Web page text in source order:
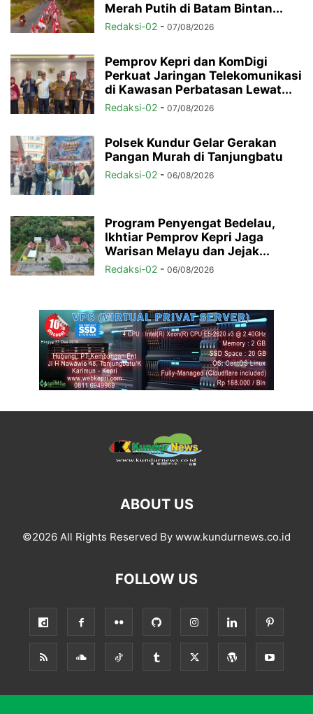
Merah Putih di Batam Bintan...
Redaksi-02 - 07/08/2026
Pemprov Kepri dan KomDigi
Perkuat Jaringan Telekomunikasi
di Kawasan Perbatasan Lewat...
Redaksi-02 - 07/08/2026
Polsek Kundur Gelar Gerakan
Pangan Murah di Tanjungbatu
Redaksi-02 - 06/08/2026
Program Penyengat Bedelau,
Ikhtiar Pemprov Kepri Jaga
Warisan Melayu dan Jejak...
Redaksi-02 - 06/08/2026
ABOUT US
©2026 All Rights Reserved By www.kundurnews.co.id
FOLLOW US